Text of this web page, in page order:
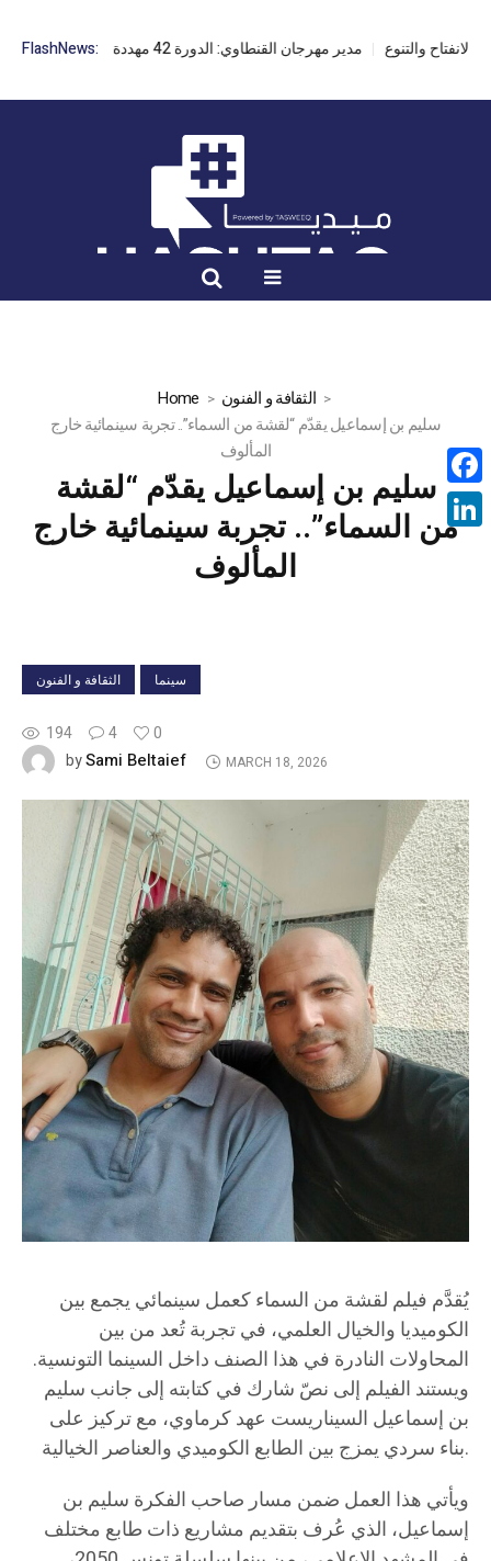
FlashNews: مدير مهرجان القنطاوي: الدورة 42 مهددة بسبب تأخر التراخيص
Home
الثقافة و الفنون
سليم بن إسماعيل يقدّم “لقشة من السماء”.. تجربة سينمائية خارج
المألوف
سليم بن إسماعيل يقدّم “لقشة
من السماء”.. تجربة سينمائية خارج
المألوف
الثقافة و الفنون سينما
194 4
0
bySami Beltaief MARCH 18, 2026
يُقدَّم فيلم لقشة من السماء كعمل سينمائي يجمع بين
الكوميديا والخيال العلمي، في تجربة تُعد من بين
المحاولات النادرة في هذا الصنف داخل السينما التونسية.
ويستند الفيلم إلى نصّ شارك في كتابته إلى جانب سليم
بن إسماعيل السيناريست عهد كرماوي، مع تركيز على
بناء سردي يمزج بين الطابع الكوميدي والعناصر الخيالية.
ويأتي هذا العمل ضمن مسار صاحب الفكرة سليم بن
إسماعيل، الذي عُرف بتقديم مشاريع ذات طابع مختلف